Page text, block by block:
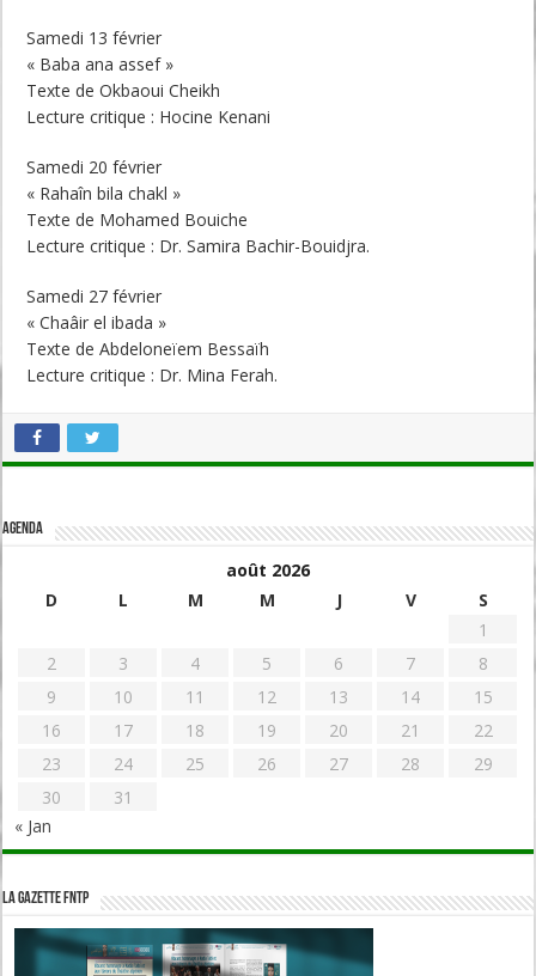
Samedi 13 février
« Baba ana assef »
Texte de Okbaoui Cheikh
Lecture critique : Hocine Kenani
Samedi 20 février
« Rahaîn bila chakl »
Texte de Mohamed Bouiche
Lecture critique : Dr. Samira Bachir-Bouidjra.
Samedi 27 février
« Chaâir el ibada »
Texte de Abdeloneïem Bessaïh
Lecture critique : Dr. Mina Ferah.
Agenda
août 2026
D
L M M J V
S
1
2
3 4 5 6 7
8
9
10 11 12 13 14
15
16
17 18 19 20 21
22
23
24 25 26 27 28
29
30
31
« Jan
La Gazette FNTP